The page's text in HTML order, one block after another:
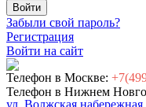
Забыли свой пароль?
Регистрация
Войти на сайт
Телефон в Москве:
Телефон в Нижнем